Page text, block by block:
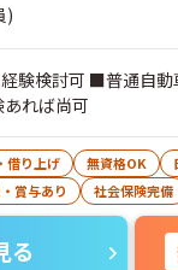
)
験検討可 ■普通自動
れば尚可
借り上げ 無資格OK
賞与あり 社会保険完備
る